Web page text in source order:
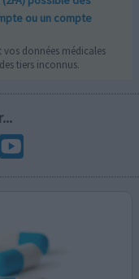
ou un compte
données médicales
tiers inconnus.